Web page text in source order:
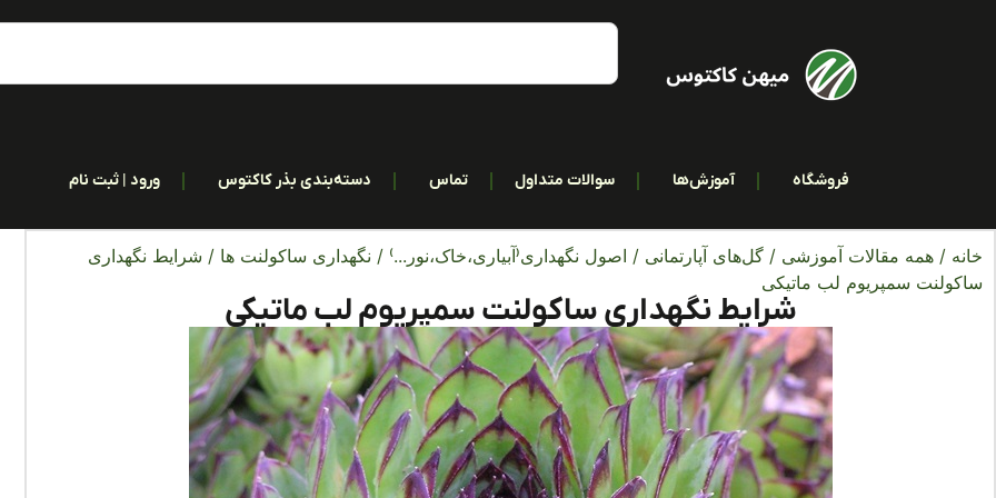
فروشگاه آموزش‌ها سوالات متداول تماس دسته‌بندی بذر کاکتوس ورود | ثبت نام
خانه / همه مقالات آموزشی / گل‌های آپارتمانی / اصول نگهداری(آبیاری،خاک،نور...) / نگهداری ساکولنت ها / شرایط نگهداری
ساکولنت سمپریوم لب ماتیکی
شرایط نگهداری ساکولنت سمپریوم لب ماتیکی